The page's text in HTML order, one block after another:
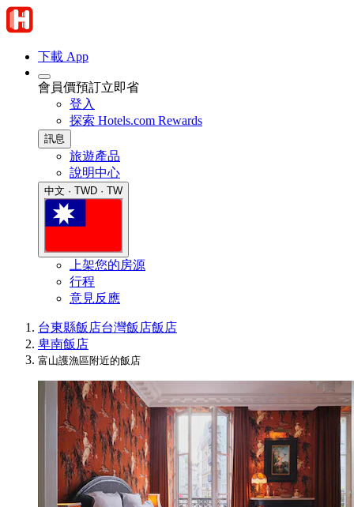
下載 App
會員價預訂立即省
登入
探索 Hotels.com Rewards
訊息
旅遊產品
說明中心
中文 · TWD · TW
上架您的房源
行程
意見反應
台東縣飯店台灣飯店飯店
卑南飯店
富山護漁區附近的飯店